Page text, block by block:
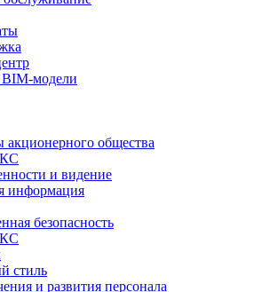
модели
акционерного общества
и видение
информация
безопасность
стиль
и развития персонала